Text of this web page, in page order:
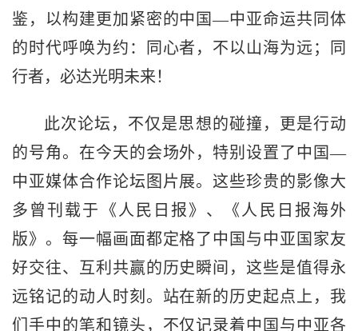
鉴，以构建更加紧密的中国—中亚命运共同体
的时代呼唤为约：同心者，不以山海为远；同
行者，必达光明未来！
此次论坛，不仅是思想的碰撞，更是行动
的号角。在今天的会场外，特别设置了中国—
中亚媒体合作论坛图片展。这些珍贵的影像大
多曾刊载于《人民日报》、《人民日报海外
版》。每一幅画面都定格了中国与中亚国家友
好交往、互利共赢的历史瞬间，这些是值得永
远铭记的动人时刻。站在新的历史起点上，我
们手中的笔和镜头，不仅记录着中国与中亚各